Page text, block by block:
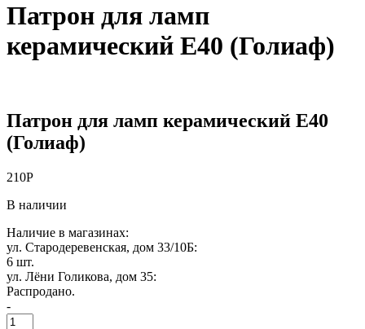
Патрон для ламп
керамический Е40 (Голиаф)
Патрон для ламп керамический Е40
(Голиаф)
210Р
В наличии
Наличие в магазинах:
ул. Стародеревенская, дом 33/10Б:
6 шт.
ул. Лёни Голикова, дом 35:
Распродано.
-